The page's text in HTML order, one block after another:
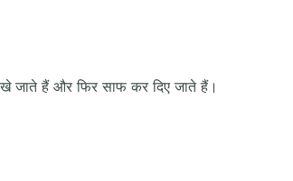
जाते हैं और फिर साफ कर दिए जाते हैं।